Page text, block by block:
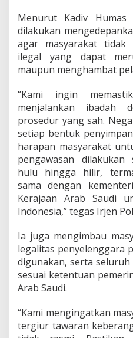
Menurut Kadiv
dilakukan
agar masyarakat
ilegal yang dapat
maupun menghambat
“Kami ingin
menjalankan ibadah
prosedur yang sah.
setiap bentuk
harapan masyarakat
pengawasan
hulu hingga hilir,
sama dengan
Kerajaan Arab Saudi
Indonesia,” tegas Irjen
Ia juga mengimbau
legalitas penyelenggara
digunakan, serta
sesuai ketentuan
Arab Saudi.
“Kami mengingatkan
tergiur tawaran